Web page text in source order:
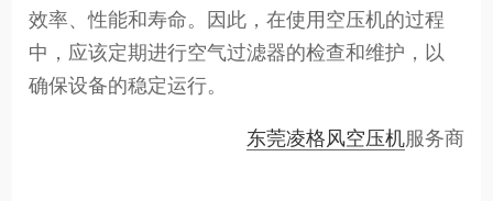
效率、性能和寿命。因此，在使用空压机的过程
中，应该定期进行空气过滤器的检查和维护，以
确保设备的稳定运行。
东莞凌格风空压机服务商